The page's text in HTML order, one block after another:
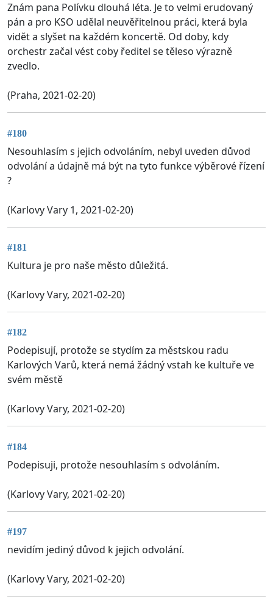
Znám pana Polívku dlouhá léta. Je to velmi erudovaný
pán a pro KSO udělal neuvěřitelnou práci, která byla
vidět a slyšet na každém koncertě. Od doby, kdy
orchestr začal vést coby ředitel se těleso výrazně
zvedlo.
(Praha, 2021-02-20)
#180
Nesouhlasím s jejich odvoláním, nebyl uveden důvod
odvolání a údajně má být na tyto funkce výběrové řízení
?
(Karlovy Vary 1, 2021-02-20)
#181
Kultura je pro naše město důležitá.
(Karlovy Vary, 2021-02-20)
#182
Podepisují, protože se stydím za městskou radu
Karlových Varů, která nemá žádný vstah ke kultuře ve
svém městě
(Karlovy Vary, 2021-02-20)
#184
Podepisuji, protože nesouhlasím s odvoláním.
(Karlovy Vary, 2021-02-20)
#197
nevidím jediný důvod k jejich odvolání.
(Karlovy Vary, 2021-02-20)